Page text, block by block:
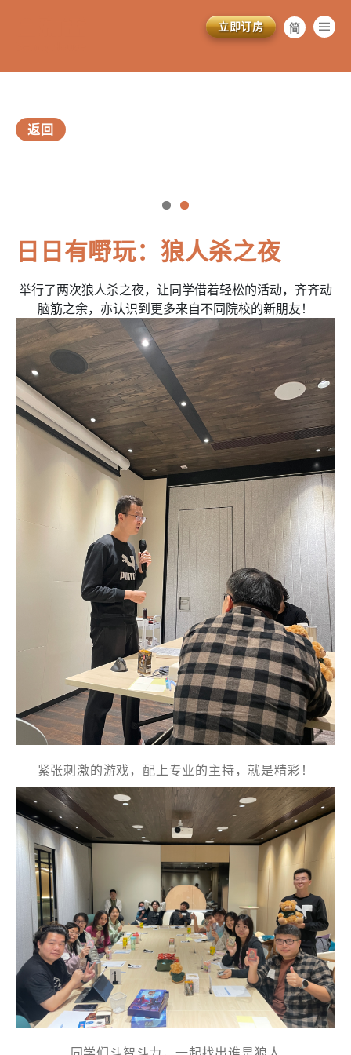
訂閱電子報
*為必填項目
稱謂
先生
小姐
女士
姓*
電郵*
電話
國家/地區
感興趣範疇(可多選)*
1.租務資訊 ​​
2.住客活動及福利
注意: 您在此電子表格所提供的個人資料將會用作市場推廣(包
简
EN
立即订房
返回
日日有嘢玩：狼人杀之夜
举行了两次狼人杀之夜，让同学借着轻松的活动，齐齐动
脑筋之余，亦认识到更多来自不同院校的新朋友！
紧张刺激的游戏，配上专业的主持，就是精彩！